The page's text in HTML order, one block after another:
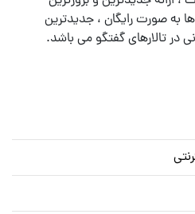
به صورت رایگان ، جدیدترین
در تالارهای گفتگو می باشد.